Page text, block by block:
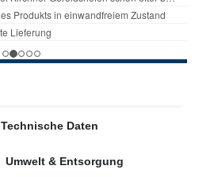
Technische Daten
Umwelt & Entsorgung